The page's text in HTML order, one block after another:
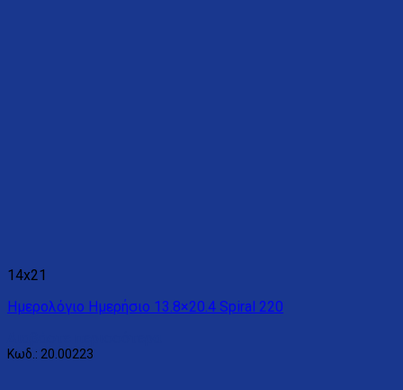
14x21
Ημερολόγιο Ημερήσιο 13.8×20.4 Spiral 220
Κωδ.: 20.00223